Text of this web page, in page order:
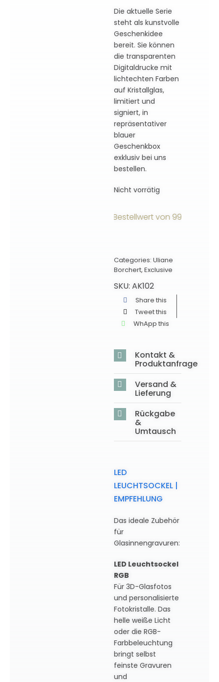
Die aktuelle Serie
steht als kunstvolle
Geschenkidee
bereit. Sie können
die transparenten
Digitaldrucke mit
lichtechten Farben
auf Kristallglas,
limitiert und
signiert, in
repräsentativer
blauer
Geschenkbox
exklusiv bei uns
bestellen.
Nicht vorrätig
ab einem Bestellwert von 99€
Categories: Uliane
Borchert, Exclusive
SKU: AK102
Share this
Tweet this
WhApp this
Kontakt &
Produktanfrage
Versand &
Lieferung
Rückgabe
&
Umtausch
LED
LEUCHTSOCKEL |
EMPFEHLUNG
Das ideale Zubehör
für
Glasinnengravuren:
LED Leuchtsockel
RGB
Für 3D-Glasfotos
und personalisierte
Fotokristalle. Das
helle weiße Licht
oder die RGB-
Farbbeleuchtung
bringt selbst
feinste Gravuren
und